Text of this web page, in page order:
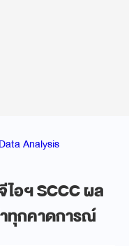
Data Analysis
ไอฯ SCCC ผล
ทุกคาดการณ์